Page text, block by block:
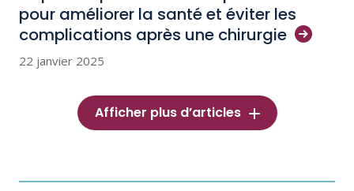
pour améliorer la santé et éviter les
complications après une chirurgie
22 janvier 2025
Afficher plus d’articles